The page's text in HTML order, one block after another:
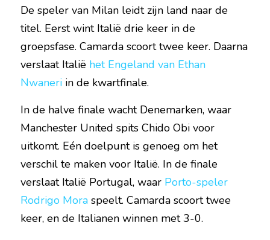
De speler van Milan leidt zijn land naar de
titel. Eerst wint Italië drie keer in de
groepsfase. Camarda scoort twee keer. Daarna
verslaat Italië het Engeland van Ethan
Nwaneri in de kwartfinale.
In de halve finale wacht Denemarken, waar
Manchester United spits Chido Obi voor
uitkomt. Eén doelpunt is genoeg om het
verschil te maken voor Italië. In de finale
verslaat Italië Portugal, waar Porto-speler
Rodrigo Mora speelt. Camarda scoort twee
keer, en de Italianen winnen met 3-0.